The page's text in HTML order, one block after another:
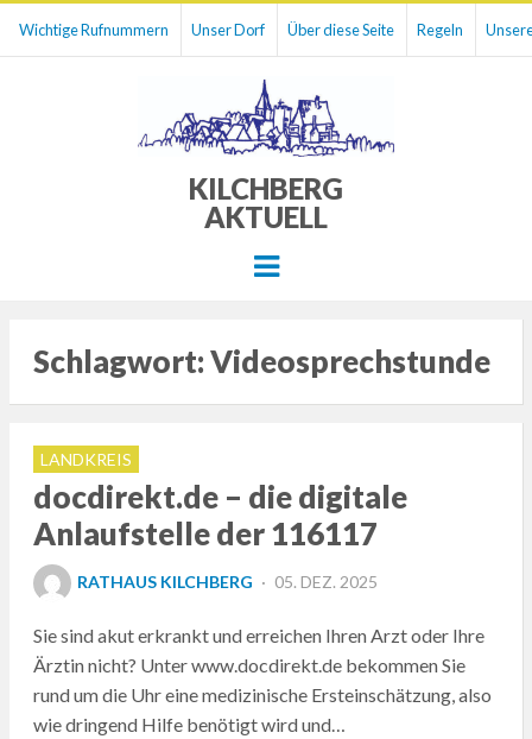
Wichtige Rufnummern Unser Dorf Über diese Seite Regeln
KILCHBERG
AKTUELL
Menu
Schlagwort:Videosprechstunde
LANDKREIS
docdirekt.de – die digitale
Anlaufstelle der 116117
RATHAUS KILCHBERG
POSTED
05. DEZ. 2025
Sie sind akut erkrankt und erreichen Ihren Arzt oder Ihre
Ärztin nicht? Unter www.docdirekt.de bekommen Sie
rund um die Uhr eine medizinische Ersteinschätzung, also
wie dringend Hilfe benötigt wird und…